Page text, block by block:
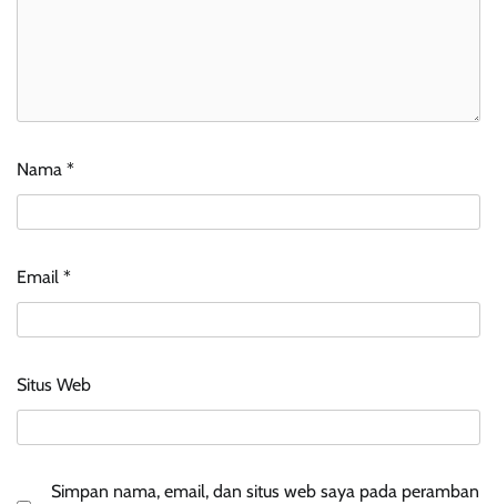
Nama *
Email *
Situs Web
Simpan nama, email, dan situs web saya pada peramban